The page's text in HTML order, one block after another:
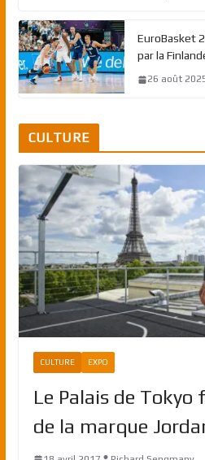
EuroBasket
par la
26 août
CULTURE
CULTURE EXPO
Le Palais de Tokyo
de la marque